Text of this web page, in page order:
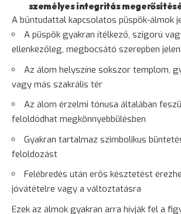
személyes integritás
A bűntudattal kapcsolatos püspök-álmok
A püspök gyakran ítélkező, szigorú
ellenkezőleg, megbocsátó szerepben
Az álom helyszíne sokszor templom,
vagy más szakrális tér
Az álom érzelmi tónusa általában
feloldódhat megkönnyebbülésben
Gyakran tartalmaz szimbolikus
feloldozást
Felébredés után erős késztetést
jóvátételre vagy a változtatásra
Ezek az álmok gyakran arra hívják fel a